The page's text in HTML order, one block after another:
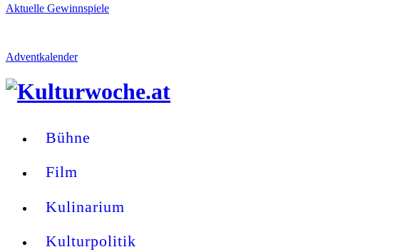
Aktuelle Gewinnspiele
Adventkalender
Bühne
Film
Kulinarium
Kulturpolitik